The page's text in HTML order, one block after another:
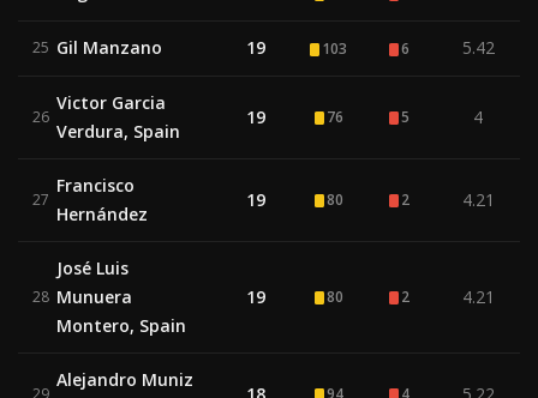
25 Gil Manzano 19 103 6 5.42
26
Victor Garcia
Verdura, Spain
19 76 5 4
27
Francisco
Hernández
19 80 2 4.21
28
José Luis
Munuera
Montero, Spain
19 80 2 4.21
29
Alejandro Muniz